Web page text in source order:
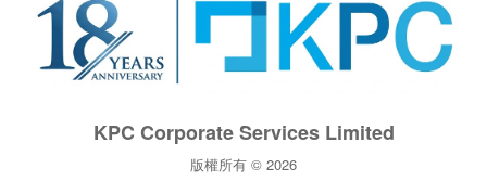
KPC Corporate Services Limited
版權所有 © 2026